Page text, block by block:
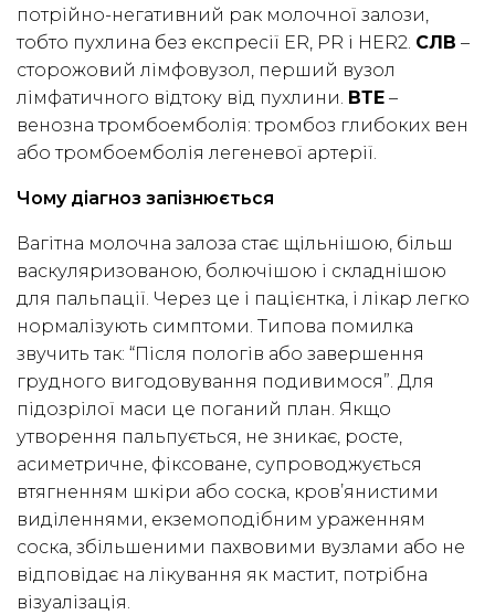
потрійно-негативний рак молочної залози,
тобто пухлина без експресії ER, PR і HER2. СЛВ –
сторожовий лімфовузол, перший вузол
лімфатичного відтоку від пухлини. ВТЕ –
венозна тромбоемболія: тромбоз глибоких вен
або тромбоемболія легеневої артерії.
Чому діагноз запізнюється
Вагітна молочна залоза стає щільнішою, більш
васкуляризованою, болючішою і складнішою
для пальпації. Через це і пацієнтка, і лікар легко
нормалізують симптоми. Типова помилка
звучить так: “Після пологів або завершення
грудного вигодовування подивимося”. Для
підозрілої маси це поганий план. Якщо
утворення пальпується, не зникає, росте,
асиметричне, фіксоване, супроводжується
втягненням шкіри або соска, кров’янистими
виділеннями, екземоподібним ураженням
соска, збільшеними пахвовими вузлами або не
відповідає на лікування як мастит, потрібна
візуалізація.